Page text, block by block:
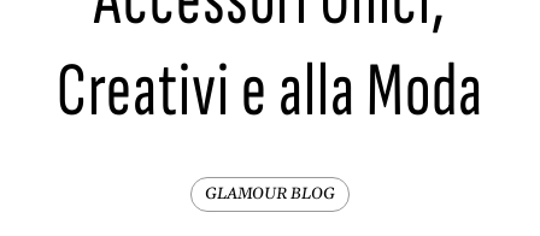
Creativi e alla Moda
GLAMOUR BLOG